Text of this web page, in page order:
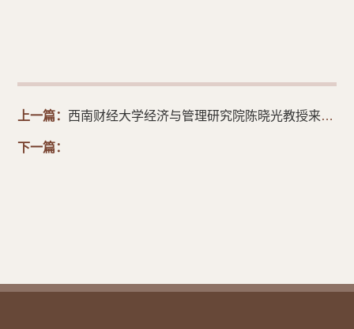
上一篇： 西南财经大学经济与管理研究院陈晓光教授来我院作学术报告
下一篇：